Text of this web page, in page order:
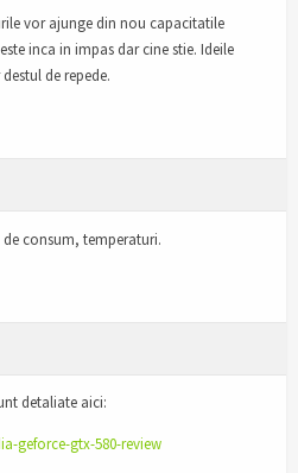
vor ajunge din nou capacitatile
inca in impas dar cine stie. Ideile
de repede.
consum, temperaturi.
detaliate aici:
geforce-gtx-580-review